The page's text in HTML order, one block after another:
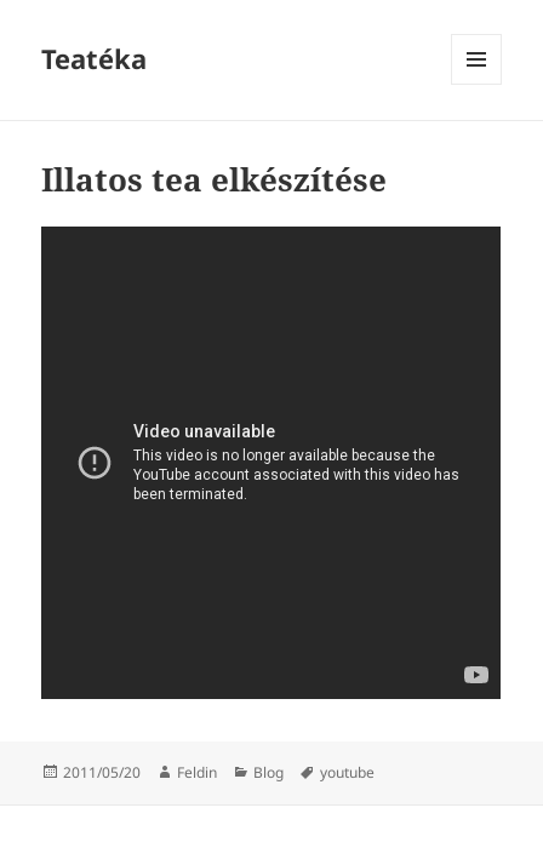
Teatéka
Illatos tea elkészítése
Posted
2011/05/20 Author
Feldin Categories
Blog Tags
youtube